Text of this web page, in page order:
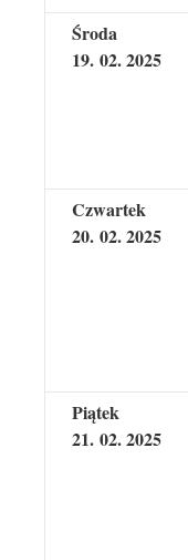
Środa
19. 02. 2025
Czwartek
20. 02. 2025
Piątek
21. 02. 2025